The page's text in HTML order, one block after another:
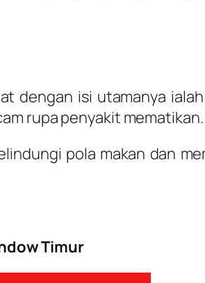
dengan isi utamanya
rupa penyakit mematikan.
pola makan dan
Timur